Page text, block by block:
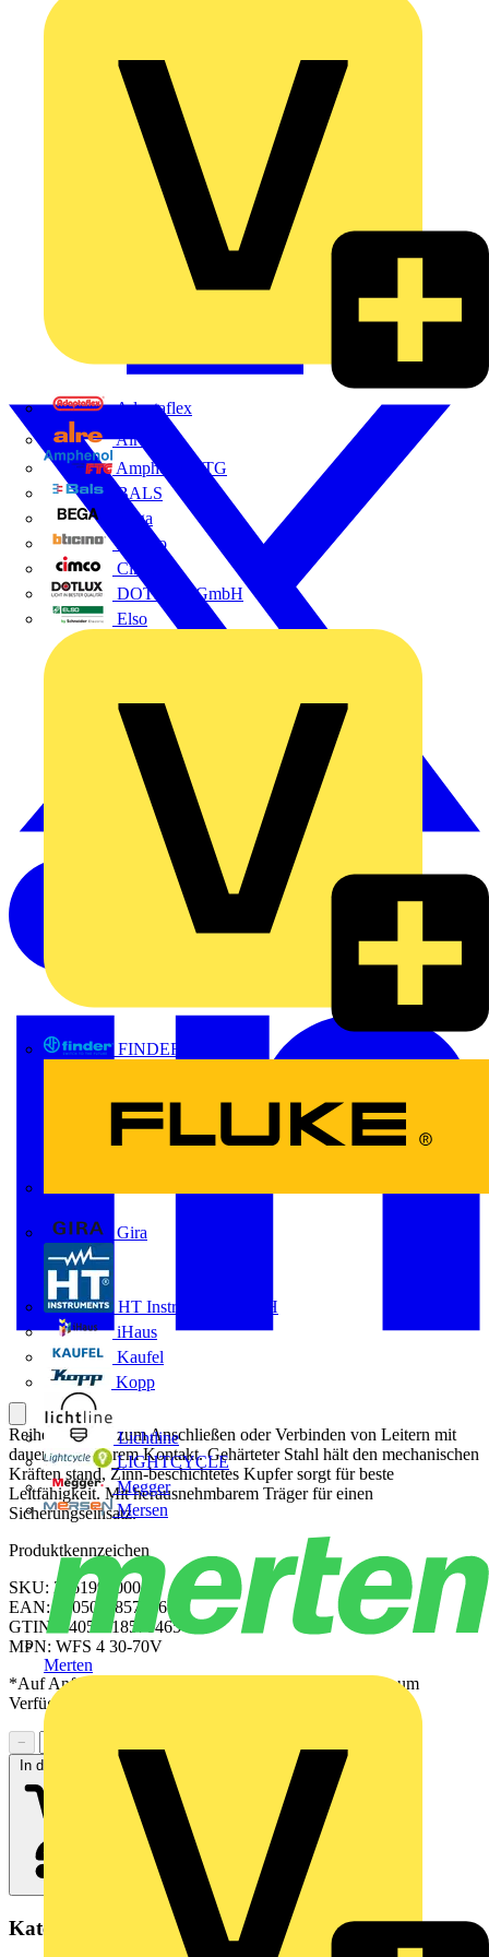
Adaptaflex
Alre
Amphenol FTG
BALS
Bega
Bticino
Cimco
DOTLUX GmbH
Elso
FINDER
Gira
HT Instruments GmbH
iHaus
Kaufel
Kopp
Lichtline
LIGHTCYCLE
Megger
Mersen
Merten
Reihenklemme zum Anschließen oder Verbinden von Leitern mit
dauerhaft sicherem Kontakt. Gehärteter Stahl hält den mechanischen
Kräften stand, Zinn-beschichtetes Kupfer sorgt für beste
Leitfähigkeit. Mit herausnehmbarem Träger für einen
Sicherungseinsatz.
Produktkennzeichen
SKU: 2561990000
EAN: 04050118570465
GTIN: 04050118570465
MPN: WFS 4 30-70V
*Auf Anfrage verfügbar - bitte in den Warenkorb legen, um
Verfügbarkeit zu prüfen
−
In den Warenkorb
Kategorien